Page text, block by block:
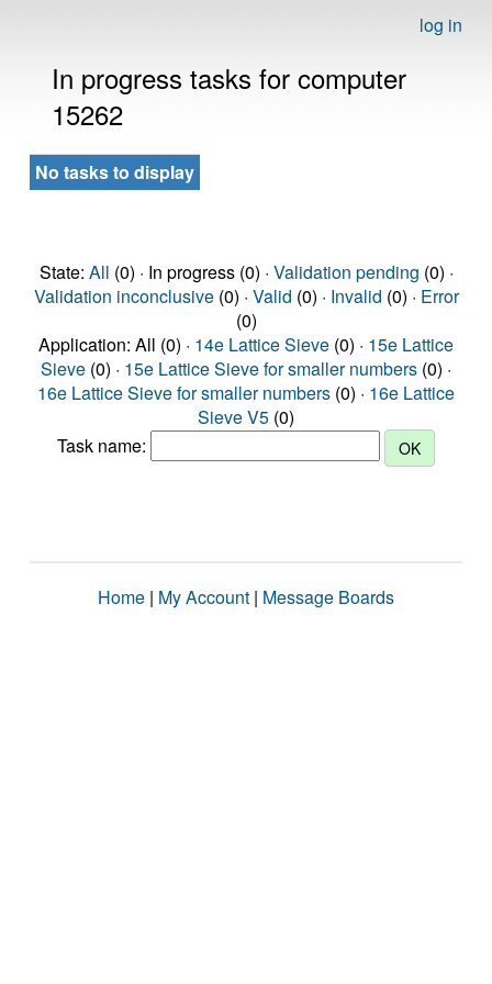
log in
In progress tasks for computer
15262
No tasks to display
State: All (0) · In progress (0) · Validation pending (0) ·
Validation inconclusive(0) · Valid (0) · Invalid (0) · Error
(0)
Application: All (0) · 14e Lattice Sieve (0) · 15e Lattice
Sieve (0) · 15e Lattice Sieve for smaller numbers (0) ·
16e Lattice Sieve for smaller numbers (0) · 16e Lattice
Sieve V5 (0)
Task name:
Home | My Account | Message Boards